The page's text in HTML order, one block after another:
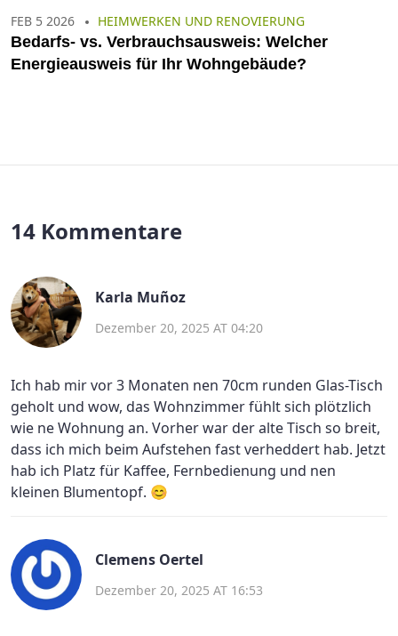
FEB 5 2026 HEIMWERKEN UND RENOVIERUNG
Bedarfs- vs. Verbrauchsausweis: Welcher
Energieausweis für Ihr Wohngebäude?
14 Kommentare
Karla Muñoz
Dezember 20, 2025 AT 04:20
Ich hab mir vor 3 Monaten nen 70cm runden Glas-Tisch
geholt und wow, das Wohnzimmer fühlt sich plötzlich
wie ne Wohnung an. Vorher war der alte Tisch so breit,
dass ich mich beim Aufstehen fast verheddert hab. Jetzt
hab ich Platz für Kaffee, Fernbedienung und nen
kleinen Blumentopf. 😊
Clemens Oertel
Dezember 20, 2025 AT 16:53